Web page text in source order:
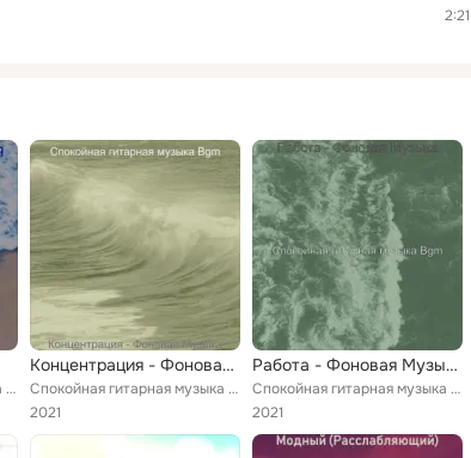
2:21
Спокойная гитарная музыка Bgm
Концентрация - Фоновая Музыка
Спокойная гитарная музыка Bgm
2021
Работа - Фоновая Музыка
Спокойная гитарная музыка Bgm
2021